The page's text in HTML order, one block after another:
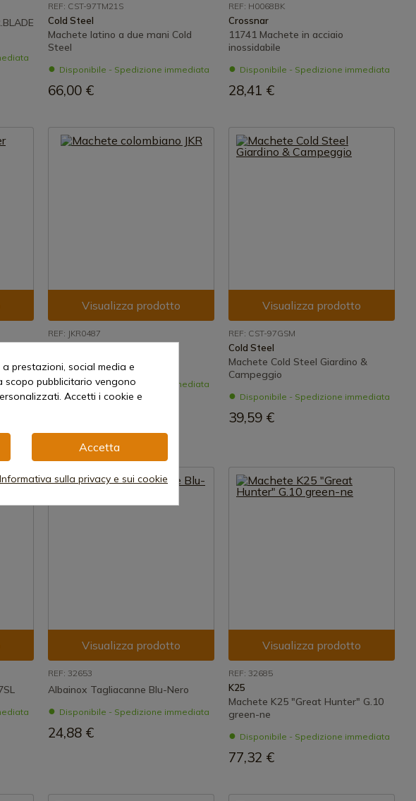
REF: CST-97TM21S
Cold Steel
Machete latino a due mani Cold
Steel
Disponibile - Spedizione immediata
66,00 €
REF: H0068BK
Crossnar
11741 Machete in acciaio
inossidabile
Disponibile - Spedizione immediata
28,41 €
Visualizza prodotto
REF: JKR0487
Machete colombiano JKR
Disponibile - Spedizione immediata
20,73 €
Visualizza prodotto
REF: CST-97GSM
Cold Steel
Machete Cold Steel Giardino &
Campeggio
Disponibile - Spedizione immediata
39,59 €
Visualizza prodotto
REF: 32653
Albainox Tagliacanne Blu-Nero
Disponibile - Spedizione immediata
24,88 €
Visualizza prodotto
REF: 32685
K25
Machete K25 "Great Hunter" G.10
green-ne
Disponibile - Spedizione immediata
77,32 €
prestazioni, social media e
scopo pubblicitario vengono
Accetti i cookie e
Accetta
Informativa sulla privacy e sui cookie